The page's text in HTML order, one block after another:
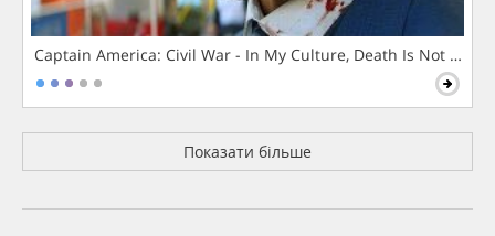
Captain America: Civil War - In My Culture, Death Is Not The
Показати більше